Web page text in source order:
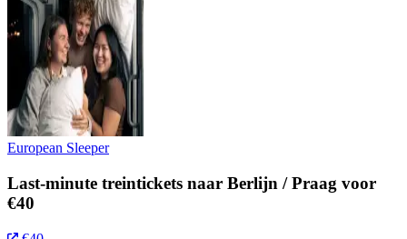
European Sleeper
Last-minute treintickets naar Berlijn / Praag voor
€40